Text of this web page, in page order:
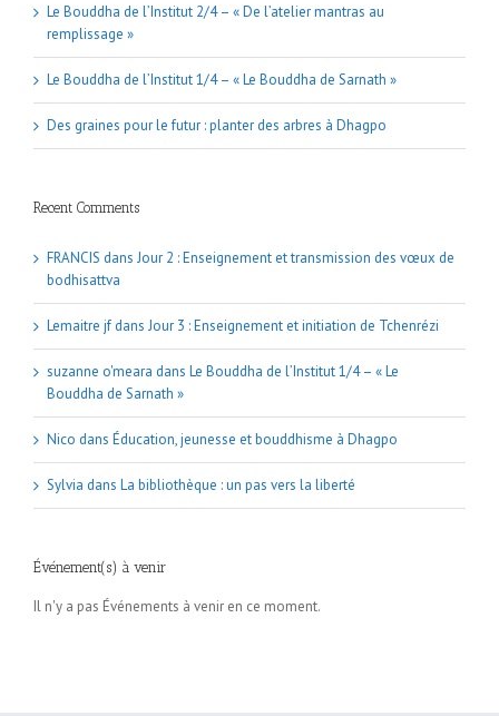
Le Bouddha de l’Institut 2/4 – « De l’atelier mantras au
remplissage »
Le Bouddha de l’Institut 1/4 – « Le Bouddha de Sarnath »
Des graines pour le futur : planter des arbres à Dhagpo
Recent Comments
FRANCIS dans Jour 2 : Enseignement et transmission des vœux de
bodhisattva
Lemaitre jf dans Jour 3 : Enseignement et initiation de Tchenrézi
suzanne o'meara dans Le Bouddha de l’Institut 1/4 – « Le
Bouddha de Sarnath »
Nico dans Éducation, jeunesse et bouddhisme à Dhagpo
Sylvia dans La bibliothèque : un pas vers la liberté
Événement(s) à venir
Il n'y a pas Événements à venir en ce moment.